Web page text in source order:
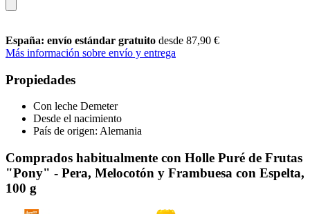
España: envío estándar gratuito desde 87,90 €
Más información sobre envío y entrega
Propiedades
Con leche Demeter
Desde el nacimiento
País de origen: Alemania
Comprados habitualmente con Holle Puré de Frutas
"Pony" - Pera, Melocotón y Frambuesa con Espelta,
100 g